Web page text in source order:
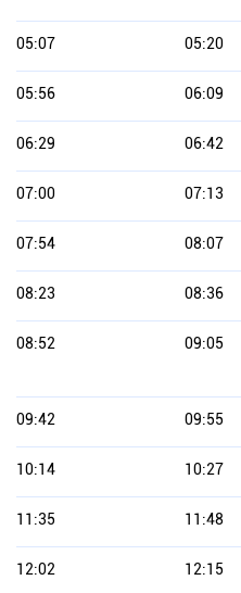
05:07 05:20
05:56 06:09
06:29 06:42
07:00 07:13
07:54 08:07
08:23 08:36
08:52 09:05
09:42 09:55
10:14 10:27
11:35 11:48
12:02 12:15